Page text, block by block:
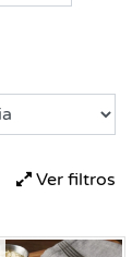
Ver filtros